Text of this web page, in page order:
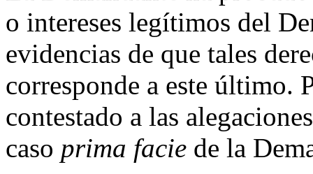
o intereses legítimos del
evidencias de que tales
corresponde a este último.
contestado a las
caso prima facie de la